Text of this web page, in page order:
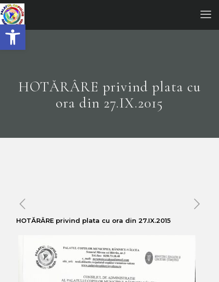
Open toolbar
HOTĂRÂRE privind plata cu
ora din 27.IX.2015
HOTĂRÂRE privind plata cu ora din 27.IX.2015